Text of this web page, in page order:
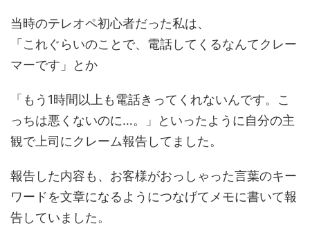
当時のテレオペ初心者だった私は、
「これぐらいのことで、電話してくるなんてクレー
マーです」とか
「もう1時間以上も電話きってくれないんです。こ
っちは悪くないのに…。」といったように自分の主
観で上司にクレーム報告してました。
報告した内容も、お客様がおっしゃった言葉のキー
ワードを文章になるようにつなげてメモに書いて報
告していました。